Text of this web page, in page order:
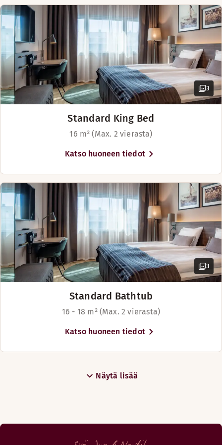
3
Standard King Bed
16 m² (Max. 2 vierasta)
Katso huoneen tiedot
3
Standard Bathtub
16 - 18 m² (Max. 2 vierasta)
Katso huoneen tiedot
Näytä lisää
Maanantai-Sunnuntai: 09:00-01:30